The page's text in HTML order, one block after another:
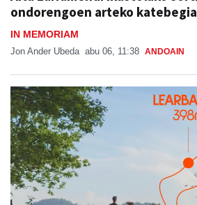
ondorengoen arteko katebegia
IN MEMORIAM
Jon Ander Ubeda abu 06, 11:38 ANDOAIN